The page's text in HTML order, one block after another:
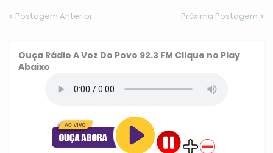
Postagem Anterior Próxima Postagem
Ouça Rádio A Voz Do Povo 92.3 FM Clique no Play
Abaixo